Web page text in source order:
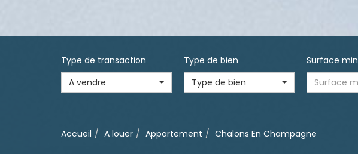
Type de transaction
A vendre
Type de bien
Type de bien
Surface min
Accueil A louer Appartement Chalons En Champagne